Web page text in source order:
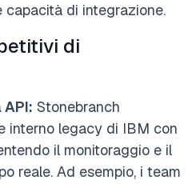
di integrazione.
di
Stonebranch
interno legacy di IBM con
il monitoraggio e il
reale. Ad esempio, i team